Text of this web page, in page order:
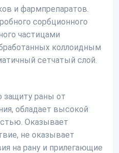
и фармпрепаратов.
сорбционного
частицами
коллоидным
сетчатый слой.
защиту раны от
обладает высокой
Оказывает
не оказывает
на рану и прилегающие